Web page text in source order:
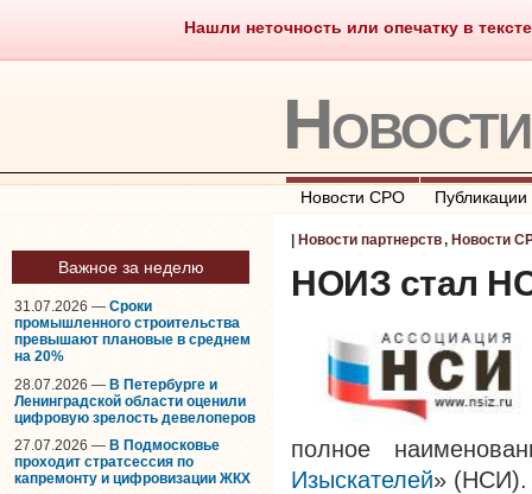
Нашли неточность или опечатку в
Саморегулирование Что
Новости СРО Публикации
Важное за неделю
31.07.2026 — Сроки
промышленного строительства
превышают плановые в среднем
на 20%
28.07.2026 — В Петербурге и
Ленинградской области оценили
цифровую зрелость девелоперов
27.07.2026 — В Подмосковье
проходит стратсессия по
капремонту и цифровизации ЖКХ
Новости партнерств, Новости
НОИЗ стал
полное
Изыскателей» (НСИ).